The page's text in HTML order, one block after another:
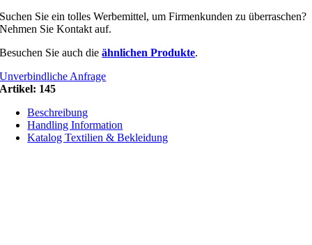
Suchen Sie ein tolles Werbemittel, um Firmenkunden zu überraschen?
Nehmen Sie Kontakt auf.
Besuchen Sie auch dieähnlichen Produkte.
Unverbindliche Anfrage
Artikel: 145
Beschreibung
Handling Information
Katalog Textilien & Bekleidung